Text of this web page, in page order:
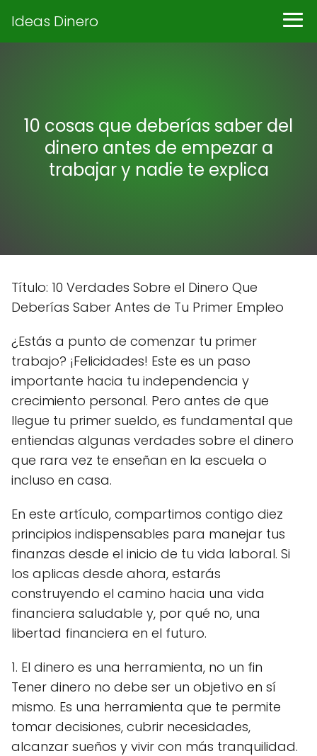
Ideas Dinero
10 cosas que deberías saber del
dinero antes de empezar a
trabajar y nadie te explica
Título: 10 Verdades Sobre el Dinero Que
Deberías Saber Antes de Tu Primer Empleo
¿Estás a punto de comenzar tu primer
trabajo? ¡Felicidades! Este es un paso
importante hacia tu independencia y
crecimiento personal. Pero antes de que
llegue tu primer sueldo, es fundamental que
entiendas algunas verdades sobre el dinero
que rara vez te enseñan en la escuela o
incluso en casa.
En este artículo, compartimos contigo diez
principios indispensables para manejar tus
finanzas desde el inicio de tu vida laboral. Si
los aplicas desde ahora, estarás
construyendo el camino hacia una vida
financiera saludable y, por qué no, una
libertad financiera en el futuro.
1. El dinero es una herramienta, no un fin
Tener dinero no debe ser un objetivo en sí
mismo. Es una herramienta que te permite
tomar decisiones, cubrir necesidades,
alcanzar sueños y vivir con más tranquilidad.